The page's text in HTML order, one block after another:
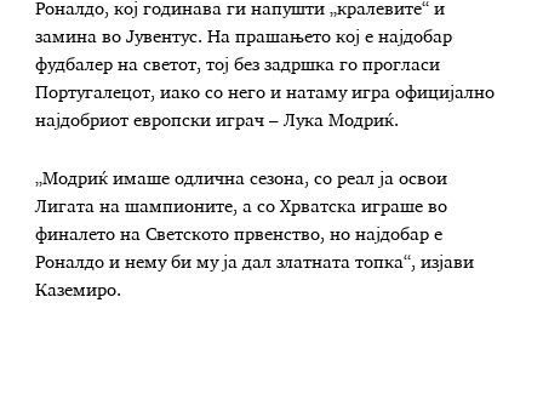
Роналдо, кој годинава ги напушти „кралевите“ и
замина во Јувентус. На прашањето кој е најдобар
фудбалер на светот, тој без задршка го прогласи
Португалецот, иако со него и натаму игра официјално
најдобриот европски играч – Лука Модриќ.
„Модриќ имаше одлична сезона, со реал ја освои
Лигата на шампионите, а со Хрватска играше во
финалето на Светското првенство, но најдобар е
Роналдо и нему би му ја дал златната топка“, изјави
Каземиро.